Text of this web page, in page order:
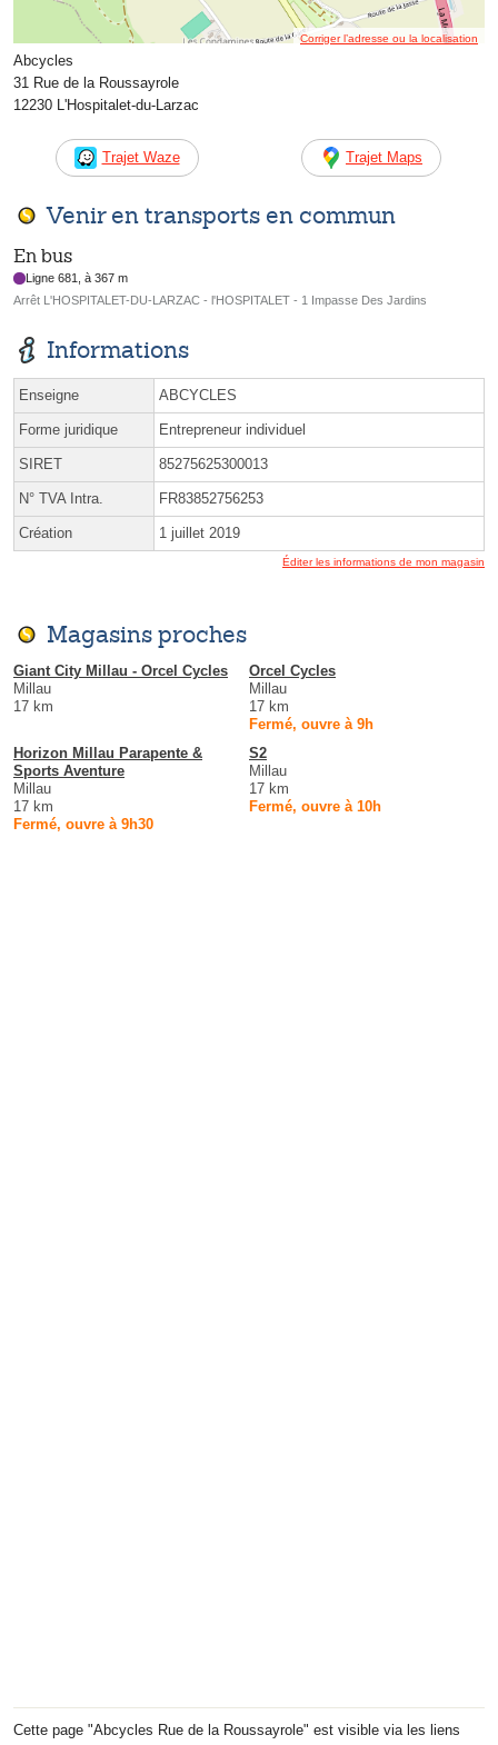
Corriger l’adresse ou la localisation
Abcycles
31 Rue de la Roussayrole
12230 L'Hospitalet-du-Larzac
Trajet Waze Trajet Maps
Venir en transports en commun
En bus
Ligne 681, à 367 m
Arrêt L'HOSPITALET-DU-LARZAC - l'HOSPITALET - 1 Impasse Des Jardins
Informations
Enseigne ABCYCLES
Forme juridique Entrepreneur individuel
SIRET 85275625300013
N° TVA Intra. FR83852756253
Création 1 juillet 2019
Éditer les informations de mon magasin
Magasins proches
Giant City Millau - Orcel Cycles
Millau
17 km
Orcel Cycles
Millau
17 km
Fermé, ouvre à 9h
Horizon Millau Parapente &
Sports Aventure
Millau
17 km
Fermé, ouvre à 9h30
S2
Millau
17 km
Fermé, ouvre à 10h
Cette page "Abcycles Rue de la Roussayrole" est visible via les liens